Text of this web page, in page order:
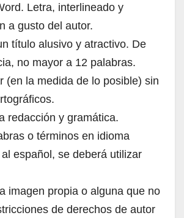
Letra, interlineado y
a gusto del autor.
título alusivo y atractivo. De
no mayor a 12 palabras.
(en la medida de lo posible) sin
redacción y gramática.
o términos en idioma
español, se deberá utilizar
imagen propia o alguna que no
de derechos de autor